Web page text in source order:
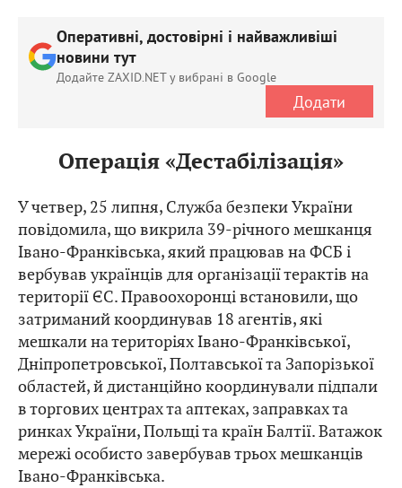
Оперативні, достовірні і найважливіші
новини тут
Додайте ZAXID.NET у вибрані в Google
Додати
Операція «Дестабілізація»
У четвер, 25 липня, Служба безпеки України
повідомила, що викрила 39-річного мешканця
Івано-Франківська, який працював на ФСБ і
вербував українців для організації терактів на
території ЄС. Правоохоронці встановили, що
затриманий координував 18 агентів, які
мешкали на територіях Івано-Франківської,
Дніпропетровської, Полтавської та Запорізької
областей, й дистанційно координували підпали
в торгових центрах та аптеках, заправках та
ринках України, Польщі та країн Балтії. Ватажок
мережі особисто завербував трьох мешканців
Івано-Франківська.